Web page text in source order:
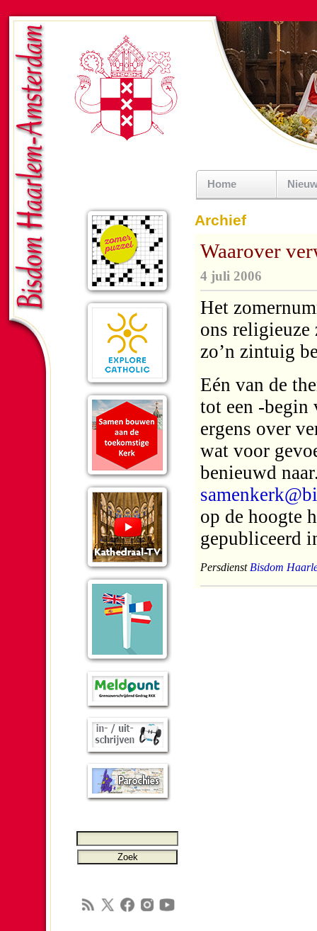
Home
Archief